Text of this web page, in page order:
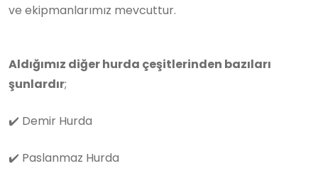
ve ekipmanlarımız mevcuttur.
Aldığımız diğer hurda çeşitlerinden bazıları
şunlardır;
✔️ Demir Hurda
✔️ Paslanmaz Hurda